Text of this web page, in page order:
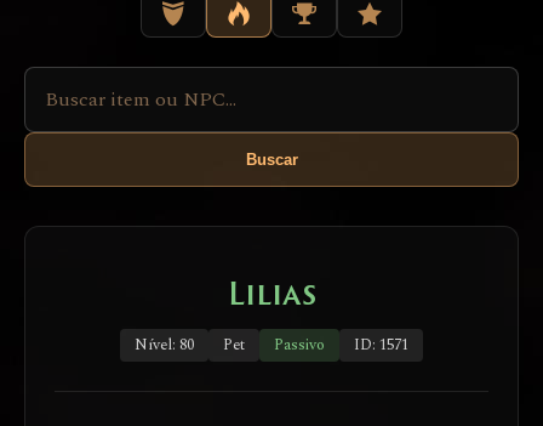
Buscar
Lilias
Nível: 80 Pet Passivo ID: 1571